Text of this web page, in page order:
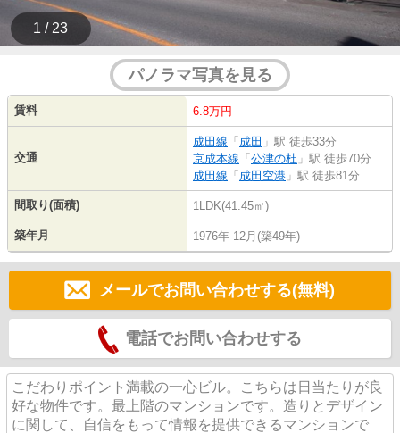
1 / 23
パノラマ写真を見る
賃料 6.8万円
交通
成田線 「成田 」駅 徒歩33分
京成本線 「公津の杜 」駅 徒歩70分
成田線 「成田空港 」駅 徒歩81分
間取り(面積) 1LDK(41.45㎡)
築年月 1976年 12月(築49年)
メールでお問い合わせする(無料)
電話でお問い合わせする
こだわりポイント満載の一心ビル。こちらは日当たりが良
好な物件です。最上階のマンションです。造りとデザイン
に関して、自信をもって情報を提供できるマンションで